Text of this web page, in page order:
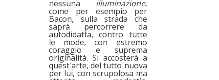
nessuna illuminazione,
come per esempio per
Bacon, sulla strada che
saprà percorrere da
autodidatta, contro tutte
le mode, con estremo
coraggio e suprema
originalità. Si accosterà a
quest'arte, del tutto nuova
per lui, con scrupolosa ma